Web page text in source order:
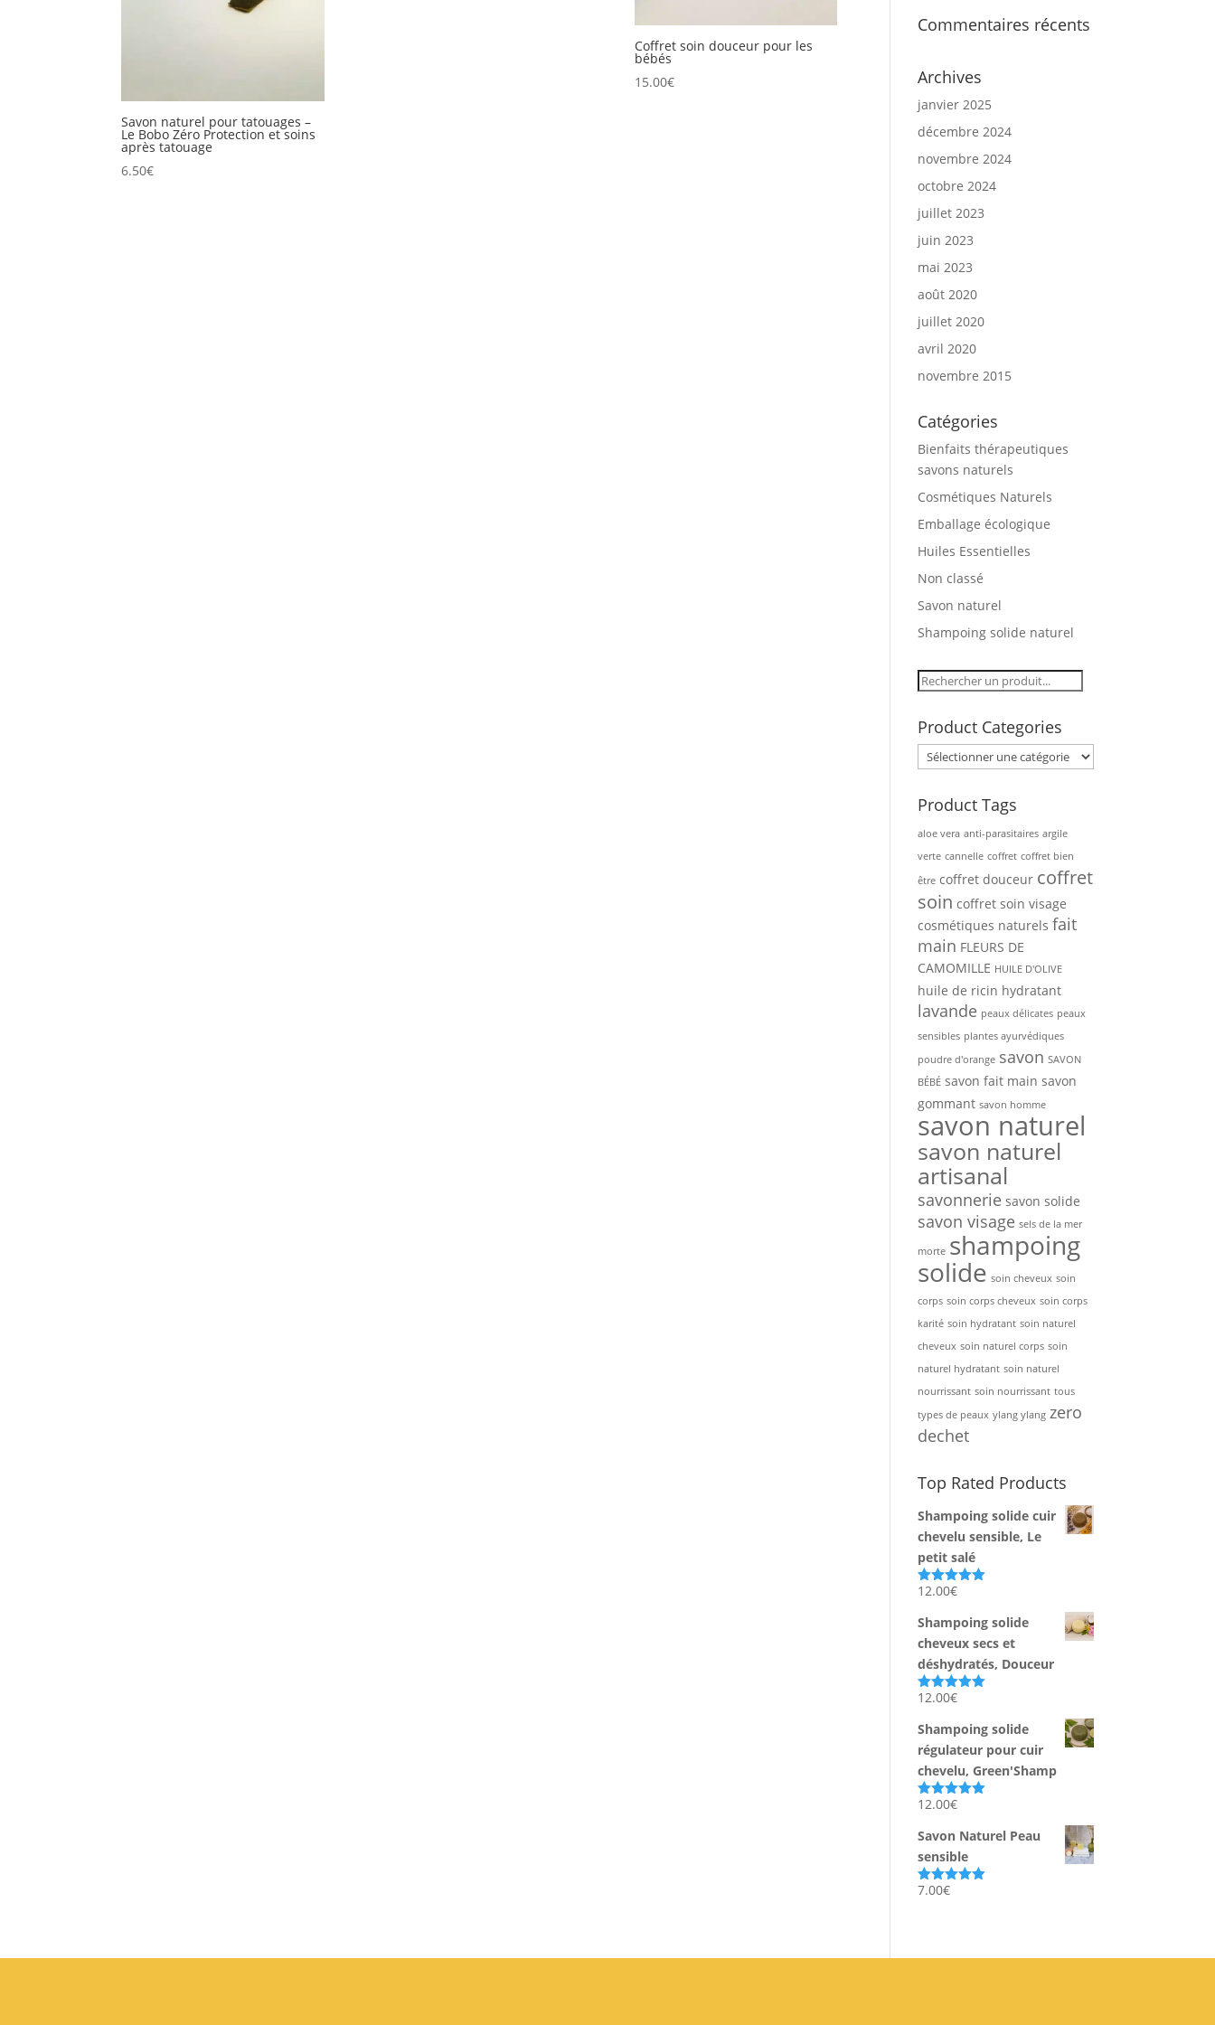
Savon naturel pour tatouages –
Le Bobo Zéro Protection et soins
après tatouage
6.50€
Coffret soin douceur pour les
bébés
15.00€
Commentaires récents
Archives
janvier 2025
décembre 2024
novembre 2024
octobre 2024
juillet 2023
juin 2023
mai 2023
août 2020
juillet 2020
avril 2020
novembre 2015
Catégories
Bienfaits thérapeutiques
savons naturels
Cosmétiques Naturels
Emballage écologique
Huiles Essentielles
Non classé
Savon naturel
Shampoing solide naturel
Product Categories
Product Tags
aloe vera anti-parasitaires argile
verte cannelle coffret coffret bien
être coffret douceur coffret
soin coffret soin visage
cosmétiques naturels fait
main FLEURS DE
CAMOMILLE HUILE D'OLIVE
huile de ricin hydratant
lavande peaux délicates peaux
sensibles plantes ayurvédiques
poudre d'orange savon SAVON
BÉBÉ savon fait main savon
gommant savon homme
savon naturel
savon naturel
artisanal
savonnerie savon solide
savon visage sels de la mer
morte shampoing
solide soin cheveux soin
corps soin corps cheveux soin corps
karité soin hydratant soin naturel
cheveux soin naturel corps soin
naturel hydratant soin naturel
nourrissant soin nourrissant tous
types de peaux ylang ylang zero
dechet
Top Rated Products
Shampoing solide cuir
chevelu sensible, Le
petit salé
Note5.00
12.00€
Shampoing solide
cheveux secs et
déshydratés, Douceur
Note5.00
12.00€
Shampoing solide
régulateur pour cuir
chevelu, Green'Shamp
Note5.00
12.00€
Savon Naturel Peau
sensible
Note5.00
7.00€